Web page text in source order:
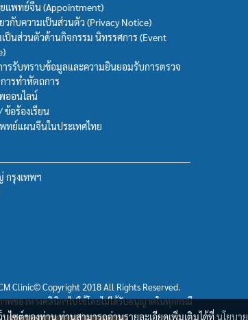
แพทย์จีน (Appointment)
วกับความเป็นส่วนตัว (Privacy Notice)
เป็นส่วนตัวด้านกิจกรรม นิทรรศการ (Event
ารรับทราบข้อมูลและความยินยอมรับการตรวจ
ารทำหัตถการ
ออนไลน์
ข้อร้องเรียน
ทย์แผนจีนในประเทศไทย
กรุงเทพฯ
Clinic© Copyright 2018 All Rights Reserved.
พของทางคลินิกฯไปใช้โดยไม่ได้รับอนุญาตในทุกกรณี
ไซต์ของท่าน ท่านสามารถอ่านรายละเอียดเพิ่มเติมได้ที่นโยบาย